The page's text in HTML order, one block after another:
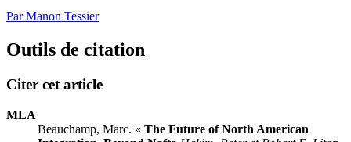
Par Manon Tessier
Outils de citation
Citer cet article
MLA
Beauchamp, Marc. « The Future of North American